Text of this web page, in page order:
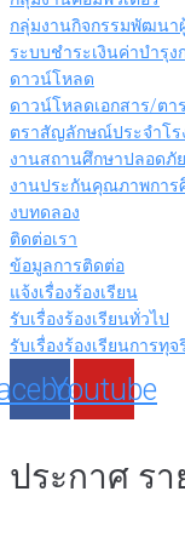
กลุ่มงานกิจกรรมพัฒนา
ระบบชำระเงินค่าบำรุง
ดาวน์โหลด
ดาวน์โหลดเอกสาร/ตา
ตราสัญลักษณ์ประจำโร
งานสถานศึกษาปลอดภัย
งานประกันคุณภาพการ
งบทดลอง
ติดต่อเรา
ข้อมูลการติดต่อ
แจ้งเรื่องร้องเรียน
รับเรื่องร้องเรียนทั่วไป
รับเรื่องร้องเรียนการทุ
Youtube
ประกาศ ร